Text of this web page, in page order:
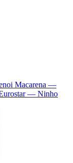
Macarena —
— Ninho